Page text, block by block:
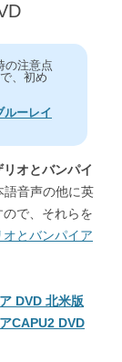
の注意点
、初め
ルーレイ
リオとバンパイ
語音声の他に英
で、それらを
オとバンパイア
DVD 北米版
CAPU2 DVD